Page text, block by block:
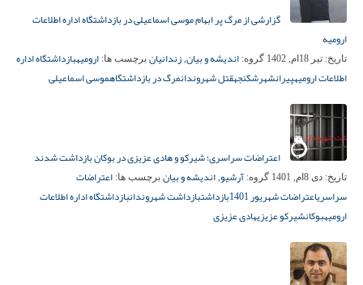
گزارشی از مرگ پر ابهام موسی اسماعیلی در بازداشتگاه اداره اطلاعات
ارومیه
تاریخ: تیر 18ام, 1402 گروه: اندیشه و بیان, زندانیان برچسب ها: ارومیهبازداشتگاه اداره
اطلاعات ارومیهپیرانشهرشکنجهقتل شهروندانمرگ در بازداشتگاهموسی اسماعیلی
اعتراضات سراسری؛ شیرکو و هادی عزیزی در بوکان بازداشت شدند
تاریخ: دی 8ام, 1401 گروه: آرشیو, اندیشه و بیان برچسب ها: اعتراضات
سراسریاعتراضات شهریور 1401 بازداشتبازداشت شهروندانبازداشتگاه اداره اطلاعات
ارومیهبوکانشیرکو عزیزیهادی عزیزی